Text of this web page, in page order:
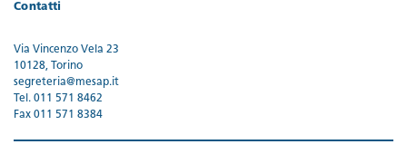
Contatti
Via Vincenzo Vela 23
10128, Torino
segreteria@mesap.it
Tel. 011 571 8462
Fax 011 571 8384